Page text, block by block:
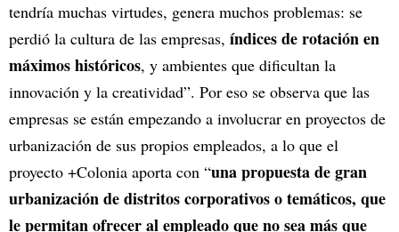
tendría muchas virtudes, genera muchos problemas: se
perdió la cultura de las empresas, índices de rotación en
máximos históricos, y ambientes que dificultan la
innovación y la creatividad”. Por eso se observa que las
empresas se están empezando a involucrar en proyectos de
urbanización de sus propios empleados, a lo que el
proyecto +Colonia aporta con “una propuesta de gran
urbanización de distritos corporativos o temáticos, que
le permitan ofrecer al empleado que no sea más que